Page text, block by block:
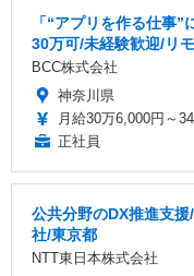
「“アプリを作る仕事
30万可/未経験歓迎/リ
BCC株式会社
神奈川県
月給30万6,000円～
正社員
公共分野のDX推進支
社/東京都
NTT東日本株式会社